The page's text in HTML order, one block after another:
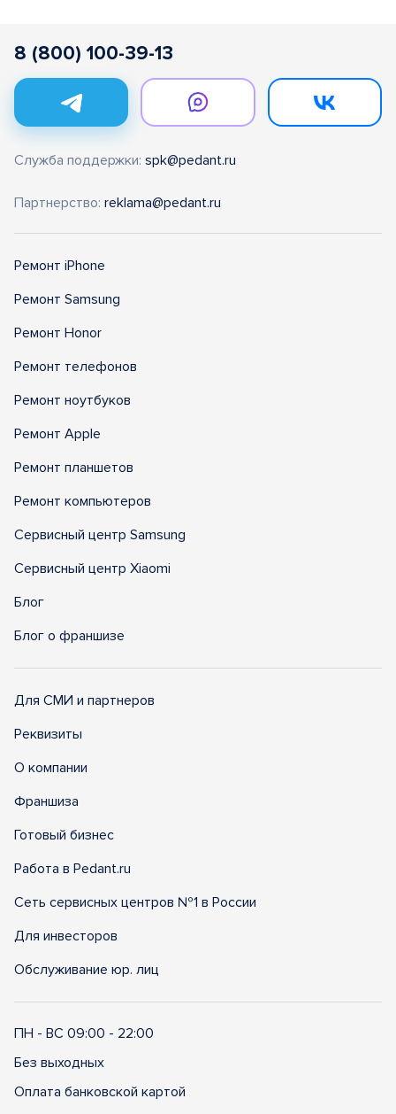
8 (800) 100-39-13
Служба поддержки: spk@pedant.ru
Партнерство: reklama@pedant.ru
Ремонт iPhone
Ремонт Samsung
Ремонт Honor
Ремонт телефонов
Ремонт ноутбуков
Ремонт Apple
Ремонт планшетов
Ремонт компьютеров
Сервисный центр Samsung
Сервисный центр Xiaomi
Блог
Блог о франшизе
Для СМИ и партнеров
Реквизиты
О компании
Франшиза
Готовый бизнес
Работа в Pedant.ru
Сеть сервисных центров №1 в России
Для инвесторов
Обслуживание юр. лиц
ПН - ВС 09:00 - 22:00
Без выходных
Оплата банковской картой